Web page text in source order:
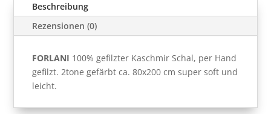
Beschreibung
Rezensionen (0)
FORLANI 100% gefilzter Kaschmir Schal, per Hand
gefilzt. 2tone gefärbt ca. 80x200 cm super soft und
leicht.